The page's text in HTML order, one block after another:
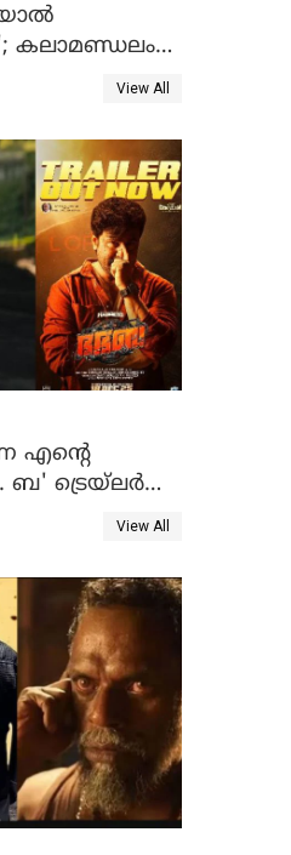
കലാമണ്ഡലം
View All
എന്റെ
ബ' ട്രെയ്ലര്‍
View All